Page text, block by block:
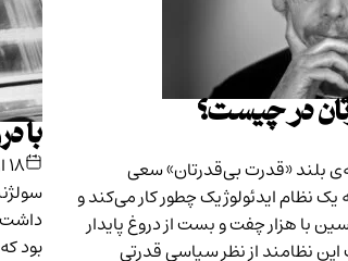
در چیست؟
بلند «قدرت بی‌قدرتان» سعی
نظام ایدئولوژیک چطور کار می‌کند و
با هزار چفت و بست از دروغ پایدار
نظامند از نظر سیاسی قدرتی
با
۱۸ اردیبهشت ۱۴۰۰
داشت
بود